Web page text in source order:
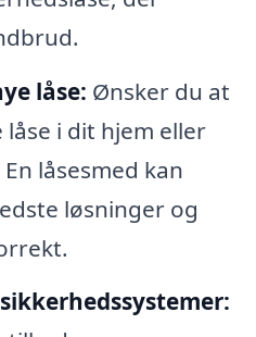
låse: Ønsker du at
i dit hjem eller
låsesmed kan
løsninger og